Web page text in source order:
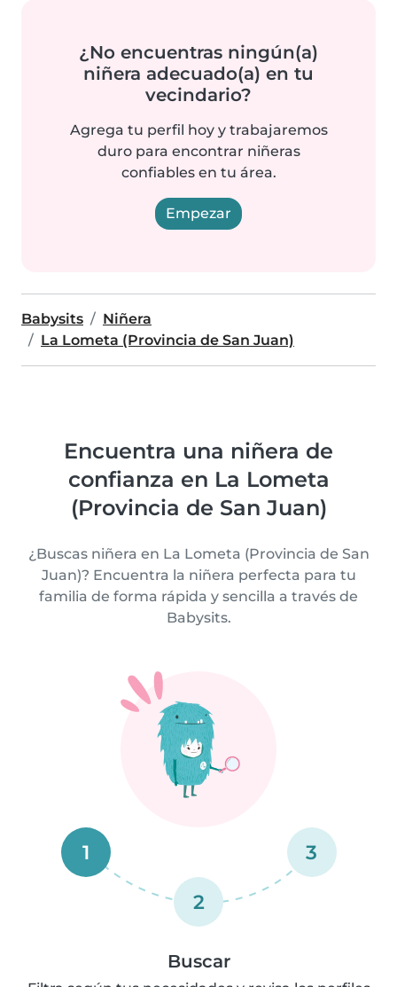
¿No encuentras ningún(a)
niñera adecuado(a) en tu
vecindario?
Agrega tu perfil hoy y trabajaremos
duro para encontrar niñeras
confiables en tu área.
Empezar
Babysits
Niñera
La Lometa (Provincia de San Juan)
Encuentra una niñera de
confianza en La Lometa
(Provincia de San Juan)
¿Buscas niñera en La Lometa (Provincia de San
Juan)? Encuentra la niñera perfecta para tu
familia de forma rápida y sencilla a través de
Babysits.
1
2
3
Buscar